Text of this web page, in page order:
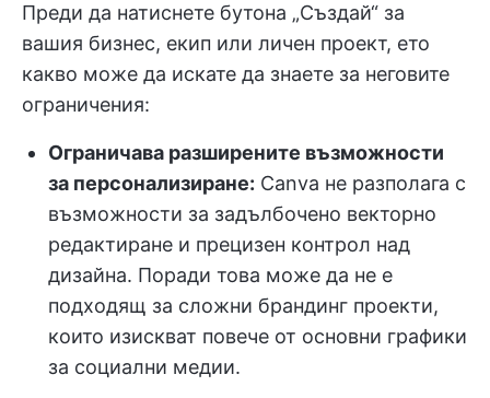
Преди да натиснете бутона „Създай“ за
вашия бизнес, екип или личен проект, ето
какво може да искате да знаете за неговите
ограничения:
Ограничава разширените възможности
за персонализиране: Canva не разполага с
възможности за задълбочено векторно
редактиране и прецизен контрол над
дизайна. Поради това може да не е
подходящ за сложни брандинг проекти,
които изискват повече от основни графики
за социални медии.